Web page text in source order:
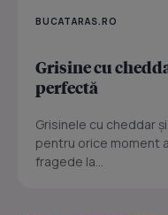
BUCATARAS.RO
Grisine cu
perfectă
Grisinele cu cheddar
pentru orice moment
fragede la...